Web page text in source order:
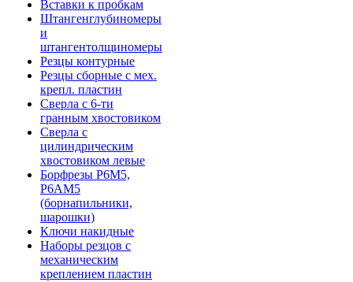
Вставки к пробкам
Штангенглубиномеры
и
штангентолщиномеры
Резцы контурные
Резцы сборные с мех.
крепл. пластин
Сверла с 6-ти
гранным хвостовиком
Сверла с
цилиндрическим
хвостовиком левые
Борфрезы Р6М5,
Р6АМ5
(борнапильники,
шарошки)
Ключи накидные
Наборы резцов с
механическим
креплением пластин